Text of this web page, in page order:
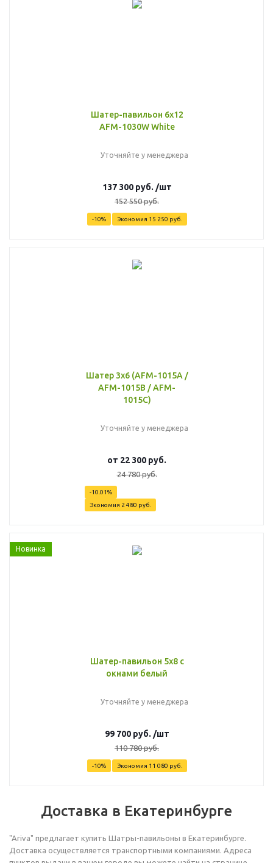
Шатер-павильон 6х12
AFM-1030W White
Уточняйте у менеджера
137 300руб. /шт
152 550руб.
-10% Экономия 15 250 руб.
Шатер 3х6 (AFM-1015A /
AFM-1015B / AFM-
1015C)
Уточняйте у менеджера
от 22 300 руб.
24 780 руб.
-10.01%
Экономия 2 480 руб.
Новинка
Шатер-павильон 5х8 с
окнами белый
Уточняйте у менеджера
99 700руб. /шт
110 780руб.
-10% Экономия 11 080 руб.
Доставка в Екатеринбурге
"Ariva" предлагает купить Шатры-павильоны в Екатеринбурге.
Доставка осуществляется транспортными компаниями. Адреса